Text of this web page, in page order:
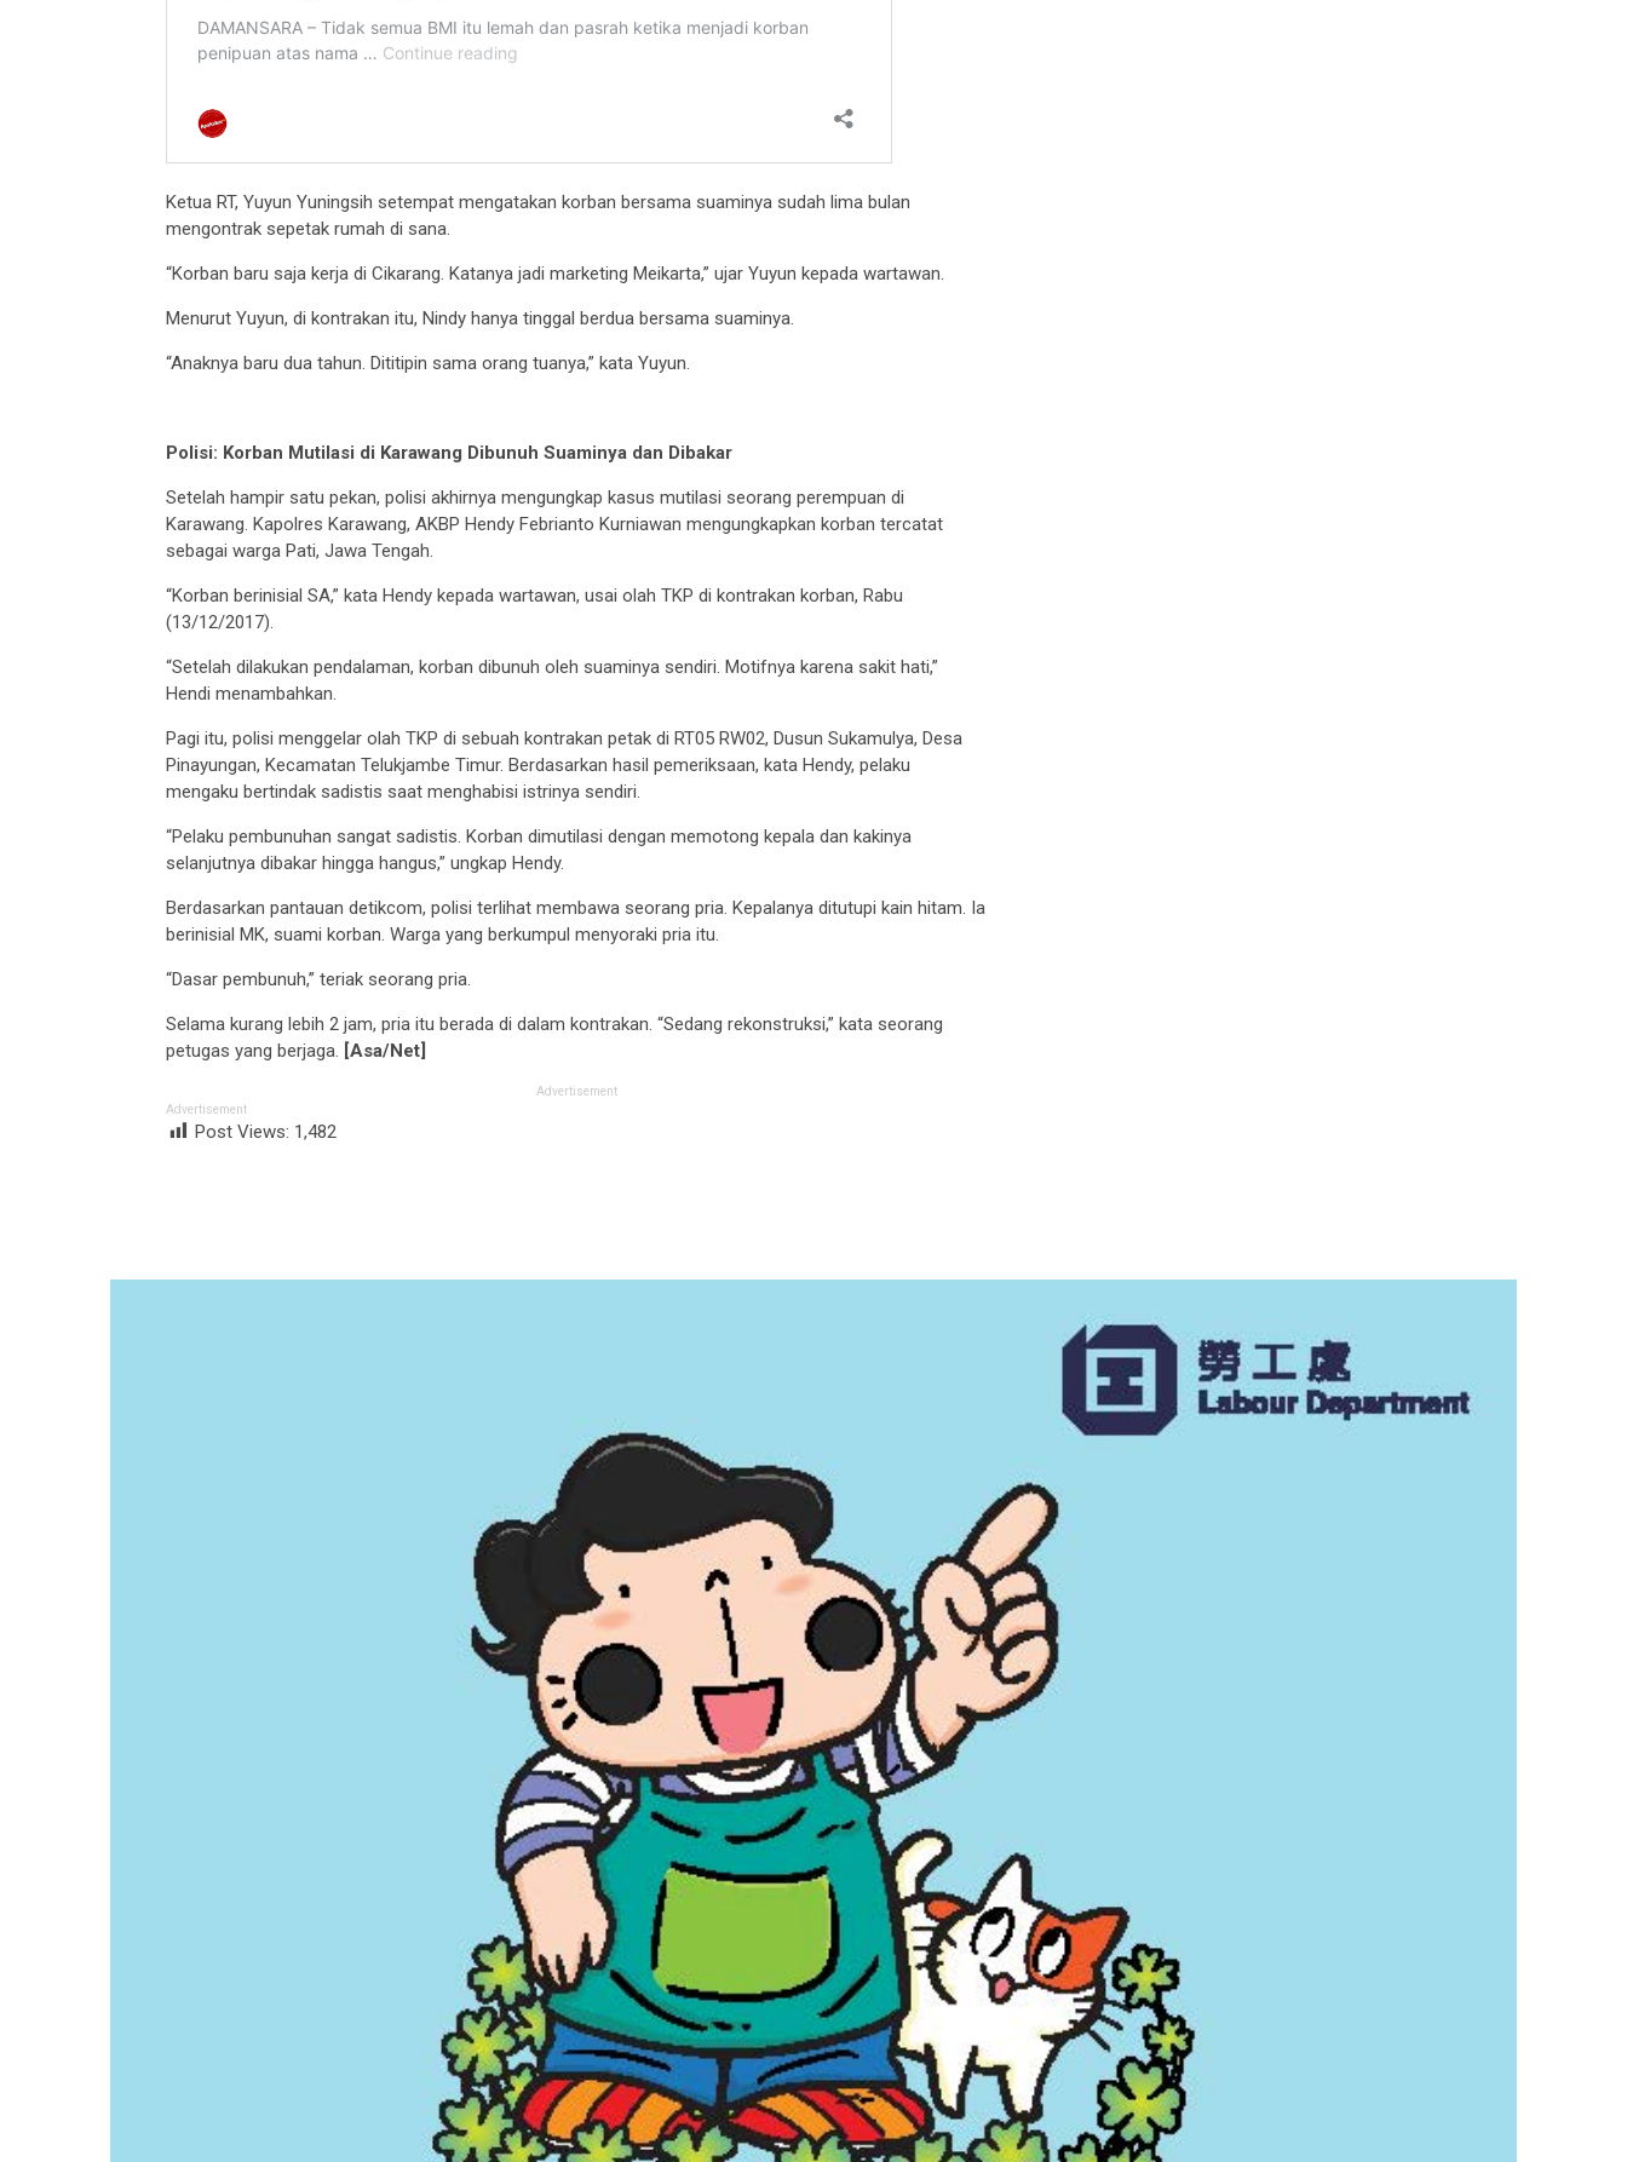
Ketua RT, Yuyun Yuningsih setempat mengatakan korban bersama suaminya sudah lima bulan
mengontrak sepetak rumah di sana.
“Korban baru saja kerja di Cikarang. Katanya jadi marketing Meikarta,” ujar Yuyun kepada wartawan.
Menurut Yuyun, di kontrakan itu, Nindy hanya tinggal berdua bersama suaminya.
“Anaknya baru dua tahun. Dititipin sama orang tuanya,” kata Yuyun.
Polisi: Korban Mutilasi di Karawang Dibunuh Suaminya dan Dibakar
Setelah hampir satu pekan, polisi akhirnya mengungkap kasus mutilasi seorang perempuan di
Karawang. Kapolres Karawang, AKBP Hendy Febrianto Kurniawan mengungkapkan korban tercatat
sebagai warga Pati, Jawa Tengah.
“Korban berinisial SA,” kata Hendy kepada wartawan, usai olah TKP di kontrakan korban, Rabu
(13/12/2017).
“Setelah dilakukan pendalaman, korban dibunuh oleh suaminya sendiri. Motifnya karena sakit hati,”
Hendi menambahkan.
Pagi itu, polisi menggelar olah TKP di sebuah kontrakan petak di RT05 RW02, Dusun Sukamulya, Desa
Pinayungan, Kecamatan Telukjambe Timur. Berdasarkan hasil pemeriksaan, kata Hendy, pelaku
mengaku bertindak sadistis saat menghabisi istrinya sendiri.
“Pelaku pembunuhan sangat sadistis. Korban dimutilasi dengan memotong kepala dan kakinya
selanjutnya dibakar hingga hangus,” ungkap Hendy.
Berdasarkan pantauan detikcom, polisi terlihat membawa seorang pria. Kepalanya ditutupi kain hitam. Ia
berinisial MK, suami korban. Warga yang berkumpul menyoraki pria itu.
“Dasar pembunuh,” teriak seorang pria.
Selama kurang lebih 2 jam, pria itu berada di dalam kontrakan. “Sedang rekonstruksi,” kata seorang
petugas yang berjaga. [Asa/Net]
Advertisement
Advertisement
Post Views: 1,482